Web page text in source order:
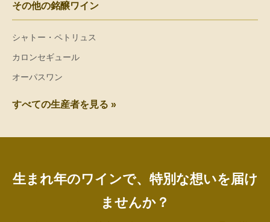
その他の銘醸ワイン
シャトー・ペトリュス
カロンセギュール
オーパスワン
すべての生産者を見る »
生まれ年のワインで、特別な想いを届け
ませんか？